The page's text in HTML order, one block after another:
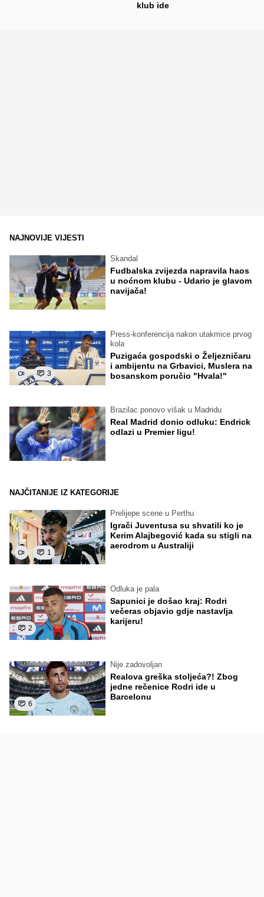
klub ide
NAJNOVIJE VIJESTI
Skandal
Fudbalska zvijezda napravila haos
u noćnom klubu - Udario je glavom
navijača!
3
Press-konferencija nakon utakmice prvog
kola
Puzigaća gospodski o Željezničaru
i ambijentu na Grbavici, Muslera na
bosanskom poručio "Hvala!"
Brazilac ponovo višak u Madridu
Real Madrid donio odluku: Endrick
odlazi u Premier ligu!
NAJČITANIJE IZ KATEGORIJE
1
Prelijepe scene u Perthu
Igrači Juventusa su shvatili ko je
Kerim Alajbegović kada su stigli na
aerodrom u Australiji
2
Odluka je pala
Sapunici je došao kraj: Rodri
večeras objavio gdje nastavlja
karijeru!
6
Nije zadovoljan
Realova greška stoljeća?! Zbog
jedne rečenice Rodri ide u
Barcelonu